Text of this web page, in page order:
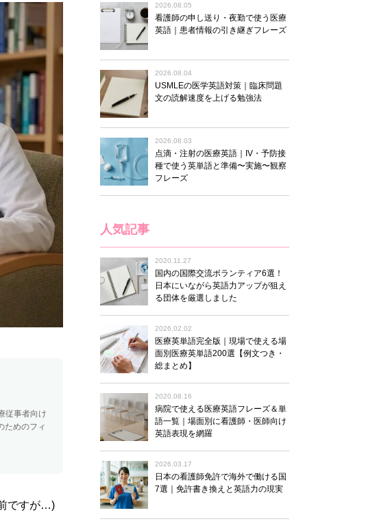
従事者向け
ためのフィ
ですが…)
2026.08.05
看護師の申し送り・夜勤で使う医療
英語｜患者情報の引き継ぎフレーズ
2026.08.04
USMLEの医学英語対策｜臨床問題
文の読解速度を上げる勉強法
2026.08.03
点滴・注射の医療英語｜IV・予防接
種で使う英単語と準備〜実施〜観察
フレーズ
人気記事
2020.11.27
国内の国際交流ボランティア6選！
日本にいながら英語力アップが狙え
る団体を厳選しました
2026.02.02
医療英単語完全版｜現場で使える場
面別医療英単語200選【例文つき・
総まとめ】
2020.08.16
病院で使える医療英語フレーズ＆単
語一覧｜場面別に看護師・医師向け
英語表現を網羅
2026.03.17
日本の看護師免許で海外で働ける国
7選｜免許書き換えと英語力の現実